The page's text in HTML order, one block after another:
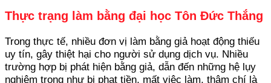
Thực trạng làm bằng đại học Tôn Đức Thắng
Trong thực tế, nhiều đơn vị làm bằng giả hoạt động thiếu
uy tín, gây thiệt hại cho người sử dụng dịch vụ. Nhiều
trường hợp bị phát hiện bằng giả, dẫn đến những hệ lụy
nghiêm trọng như bị phạt tiền, mất việc làm, thậm chí là